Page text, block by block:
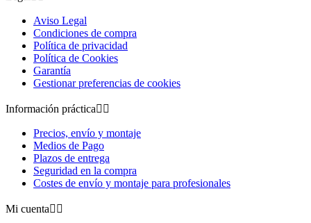
Aviso Legal
Condiciones de compra
Política de privacidad
Política de Cookies
Garantía
Gestionar preferencias de cookies
Información práctica 
Precios, envío y montaje
Medios de Pago
Plazos de entrega
Seguridad en la compra
Costes de envío y montaje para profesionales
Mi cuenta 